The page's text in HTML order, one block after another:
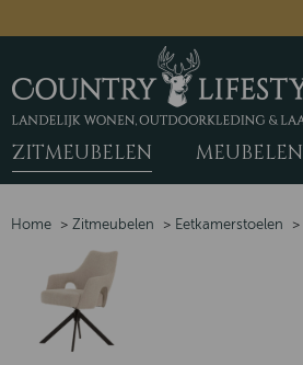
ZITMEUBELEN MEUBELEN
Home > Zitmeubelen > Eetkamerstoelen >